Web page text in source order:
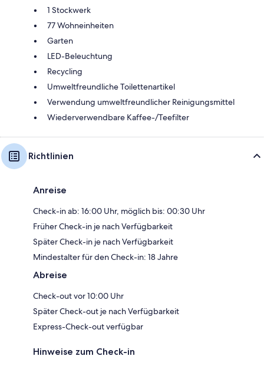
1 Stockwerk
77 Wohneinheiten
Garten
LED-Beleuchtung
Recycling
Umweltfreundliche Toilettenartikel
Verwendung umweltfreundlicher Reinigungsmittel
Wiederverwendbare Kaffee-/Teefilter
Richtlinien
Anreise
Check-in ab: 16:00 Uhr, möglich bis: 00:30 Uhr
Früher Check-in je nach Verfügbarkeit
Später Check-in je nach Verfügbarkeit
Mindestalter für den Check-in: 18 Jahre
Abreise
Check-out vor 10:00 Uhr
Später Check-out je nach Verfügbarkeit
Express-Check-out verfügbar
Hinweise zum Check-in